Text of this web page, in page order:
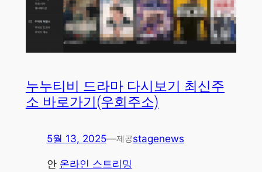
누누티비 드라마 다시보기 최신주
소 바로가기(우회주소)
5월 13, 2025—제공stagenews
안 온라인 스트리밍